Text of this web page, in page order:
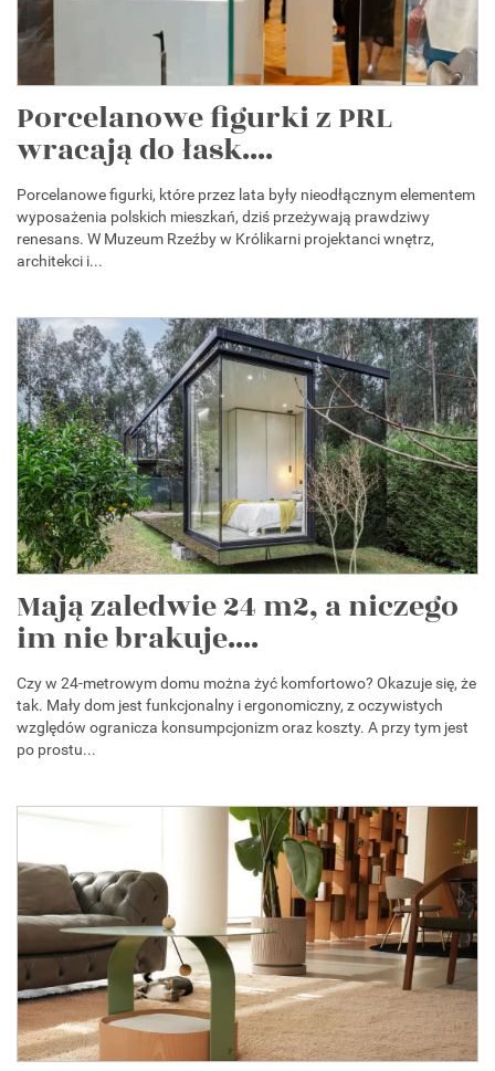
Porcelanowe figurki z PRL
wracają do łask....
Porcelanowe figurki, które przez lata były nieodłącznym elementem
wyposażenia polskich mieszkań, dziś przeżywają prawdziwy
renesans. W Muzeum Rzeźby w Królikarni projektanci wnętrz,
architekci i...
Mają zaledwie 24 m2, a niczego
im nie brakuje....
Czy w 24-metrowym domu można żyć komfortowo? Okazuje się, że
tak. Mały dom jest funkcjonalny i ergonomiczny, z oczywistych
względów ogranicza konsumpcjonizm oraz koszty. A przy tym jest
po prostu...